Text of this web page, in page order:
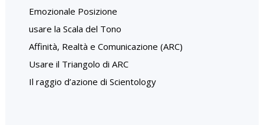
Emozionale Posizione
usare la Scala del Tono
Affinità, Realtà e Comunicazione (ARC)
Usare il Triangolo di ARC
Il raggio d’azione di Scientology